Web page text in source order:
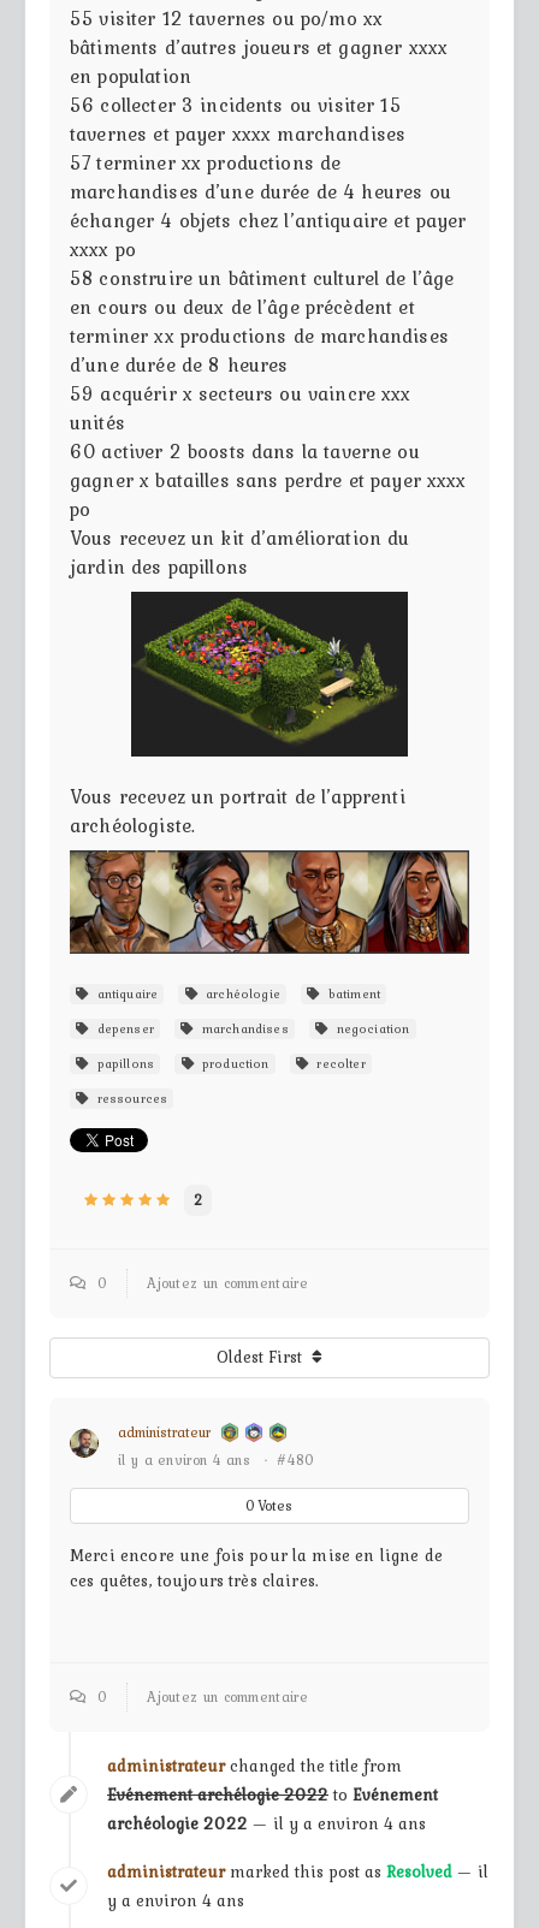
55 visiter 12 tavernes ou po/mo xx
bâtiments d’autres joueurs et gagner xxxx
en population
56 collecter 3 incidents ou visiter 15
tavernes et payer xxxx marchandises
57terminer xx productions de
marchandises d’une durée de 4 heures ou
échanger 4 objets chez l’antiquaire et payer
xxxx po
58 construire un bâtiment culturel de l’âge
en cours ou deux de l’âge précèdent et
terminer xx productions de marchandises
d’une durée de 8 heures
59 acquérir x secteurs ou vaincre xxx
unités
60 activer 2 boosts dans la taverne ou
gagner x batailles sans perdre et payer xxxx
po
Vous recevez un kit d’amélioration du
jardin des papillons
Vous recevez un portrait de l’apprenti
archéologiste.
antiquaire archéologie
batiment
depenser
marchandises
negociation
papillons
production
recolter
ressources
2
0 Ajoutez un commentaire
Oldest First
administrateur
il y a environ 4 ans
· #480
0Votes
Merci encore une fois pour la mise en ligne de
ces quêtes, toujours très claires.
0 Ajoutez un commentaire
administrateur changed the title from
Evénement archélogie 2022to Evénement
archéologie 2022 — il y a environ 4 ans
administrateur marked this post as Resolved — il
y a environ 4 ans